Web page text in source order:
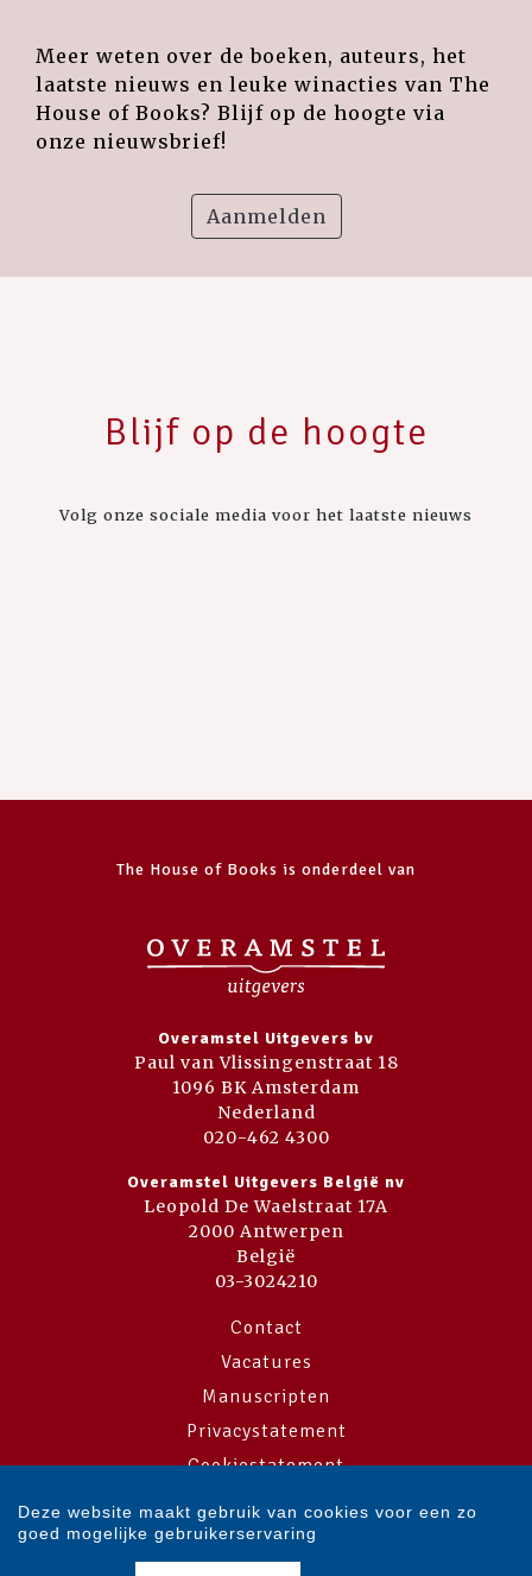
Meer weten over de boeken, auteurs, het
laatste nieuws en leuke winacties van The
House of Books? Blijf op de hoogte via
onze nieuwsbrief!
Aanmelden
Blijf op de hoogte
Volg onze sociale media voor het laatste nieuws
The House of Books is onderdeel van
Overamstel Uitgevers bv
Paul van Vlissingenstraat 18
1096 BK Amsterdam
Nederland
020-462 4300
Overamstel Uitgevers België nv
Leopold De Waelstraat 17A
2000 Antwerpen
België
03-3024210
Contact
Vacatures
Manuscripten
Privacystatement
Cookiestatement
Cookie-instellingen
Deze website maakt gebruik van cookies voor een zo
goed mogelijke gebruikerservaring